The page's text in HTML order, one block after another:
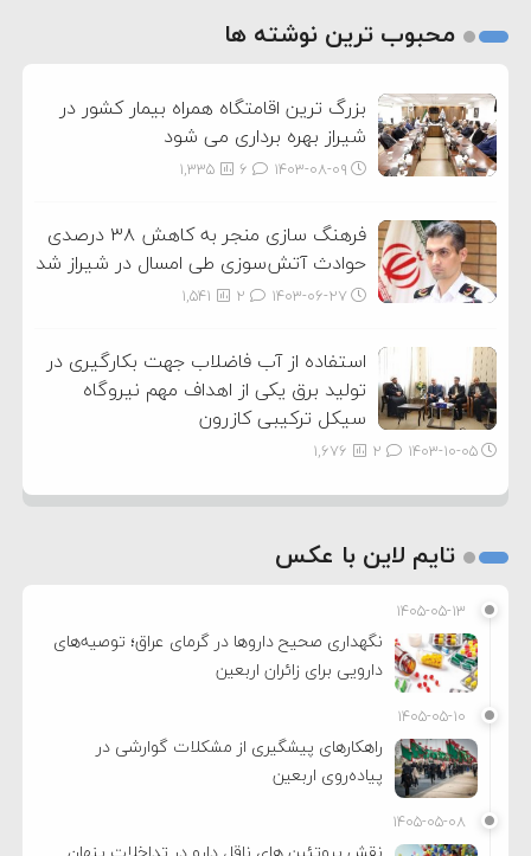
2
محبوب ترین نوشته ها
بزرگ ترین اقامتگاه همراه بیمار کشور در
شیراز بهره برداری می شود
۱۴۰۳-۰۸-۰۹ 1,335
فرهنگ سازی منجر به کاهش ۳۸ درصدی
حوادث آتش‌سوزی طی امسال در شیراز شد
۱۴۰۳-۰۶-۲۷ 1,541
استفاده از آب فاضلاب جهت بکارگیری در
تولید برق یکی از اهداف مهم نیروگاه
سیکل ترکیبی کازرون
۱۴۰۳-۱۰-۰۵ 1,676
تایم لاین با عکس
۱۴۰۵-۰۵-۱۳
نگهداری صحیح داروها در گرمای عراق؛ توصیه‌های
دارویی برای زائران اربعین
۱۴۰۵-۰۵-۱۰
راهکارهای پیشگیری از مشکلات گوارشی در
پیاده‌روی اربعین
۱۴۰۵-۰۵-۰۸